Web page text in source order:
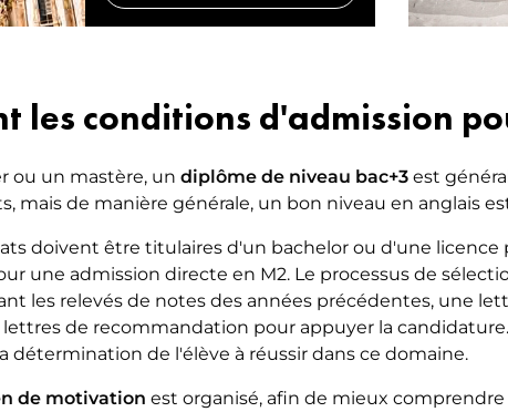
les conditions d'admission
ou un mastère, un diplôme de niveau bac+3 est
mais de manière générale, un bon niveau en anglais
doivent être titulaires d'un bachelor ou d'une
une admission directe en M2. Le processus de
les relevés de notes des années précédentes, une
de recommandation pour appuyer la
détermination de l'élève à réussir dans ce domaine.
de motivation est organisé, afin de mieux